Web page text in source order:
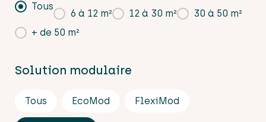
Superficie
Tous
6 à 12 m² 12 à 30 m²
30 à 50 m²
+ de 50 m²
Solution modulaire
Filtre catégorie réalisation
Tous EcoMod FlexiMod